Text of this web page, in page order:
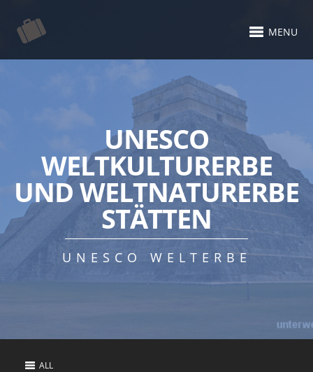
MENU
UNESCO
WELTKULTURERBE
UND WELTNATURERBE
STÄTTEN
UNESCO WELTERBE
ALL